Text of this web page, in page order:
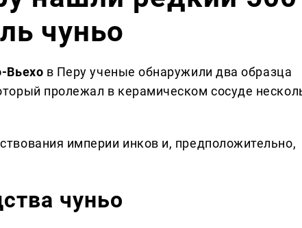
чуньо
Вьехо в Перу ученые обнаружили два образца
пролежал в керамическом сосуде
империи инков и, предположительно,
чуньо